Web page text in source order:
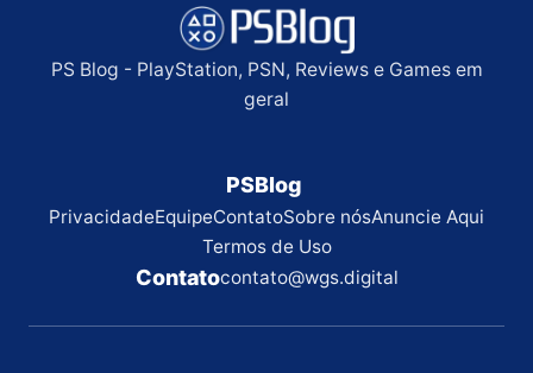
PS Blog - PlayStation, PSN, Reviews e Games em
geral
PSBlog
PrivacidadeEquipeContatoSobre nósAnuncie Aqui
Termos de Uso
Contatocontato@wgs.digital